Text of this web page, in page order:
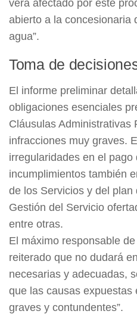
verá afectado por este
abierto a la concesionaria
agua”.
Toma de
El informe preliminar
obligaciones esenciales
Cláusulas Administrativas
infracciones muy graves.
irregularidades en el pago
incumplimientos también
de los Servicios y del plan
Gestión del Servicio
entre otras.
El máximo responsable
reiterado que no dudará
necesarias y adecuadas,
que las causas expuestas
graves y contundentes”.